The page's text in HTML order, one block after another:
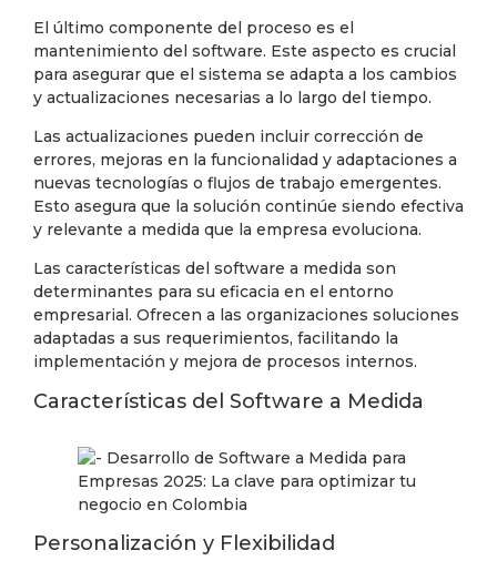
El último componente del proceso es el
mantenimiento del software. Este aspecto es crucial
para asegurar que el sistema se adapta a los cambios
y actualizaciones necesarias a lo largo del tiempo.
Las actualizaciones pueden incluir corrección de
errores, mejoras en la funcionalidad y adaptaciones a
nuevas tecnologías o flujos de trabajo emergentes.
Esto asegura que la solución continúe siendo efectiva
y relevante a medida que la empresa evoluciona.
Las características del software a medida son
determinantes para su eficacia en el entorno
empresarial. Ofrecen a las organizaciones soluciones
adaptadas a sus requerimientos, facilitando la
implementación y mejora de procesos internos.
Características del Software a Medida
Personalización y Flexibilidad